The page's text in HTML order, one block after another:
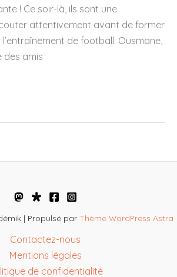
! Ce soir-là, ils sont une
attentivement avant de former
de football. Ousmane,
des amis
| Propulsé par Thème WordPress Astra
Contactez-nous
Mentions légales
de confidentialité